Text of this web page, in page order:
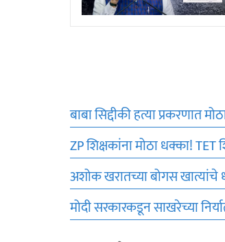
बाबा सिद्दीकी हत्या प्रकरणात
ZP शिक्षकांना मोठा धक्का! TET
अशोक खरातच्या बोगस खात्यांचे
मोदी सरकारकडून साखरेच्या